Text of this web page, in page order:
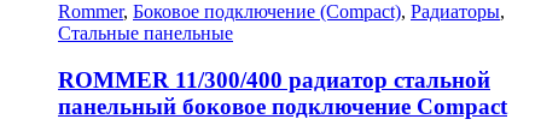
Rommer, Боковое подключение (Compact), Радиаторы,
Стальные панельные
ROMMER 11/300/400 радиатор стальной
панельный боковое подключение Compact